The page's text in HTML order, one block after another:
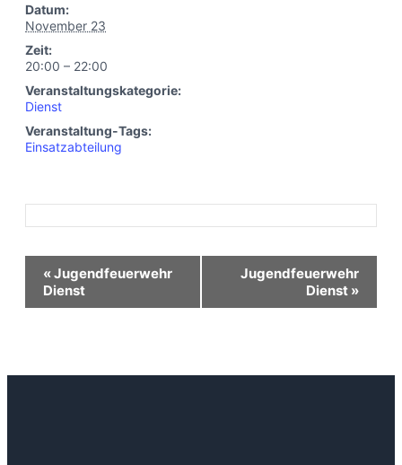
Datum:
November 23
Zeit:
20:00 – 22:00
Veranstaltungskategorie:
Dienst
Veranstaltung-Tags:
Einsatzabteilung
Veranstaltung-
Navigation
«Jugendfeuerwehr
Dienst
Jugendfeuerwehr
Dienst »